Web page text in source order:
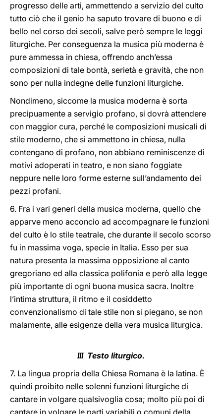
progresso delle arti, ammettendo a servizio del culto
tutto ciò che il genio ha saputo trovare di buono e di
bello nel corso dei secoli, salve però sempre le leggi
liturgiche. Per conseguenza la musica più moderna è
pure ammessa in chiesa, offrendo anch’essa
composizioni di tale bontà, serietà e gravità, che non
sono per nulla indegne delle funzioni liturgiche.
Nondimeno, siccome la musica moderna è sorta
precipuamente a servigio profano, si dovrà attendere
con maggior cura, perché le composizioni musicali di
stile moderno, che si ammettono in chiesa, nulla
contengano di profano, non abbiano reminiscenze di
motivi adoperati in teatro, e non siano foggiate
neppure nelle loro forme esterne sull’andamento dei
pezzi profani.
6. Fra i vari generi della musica moderna, quello che
apparve meno acconcio ad accompagnare le funzioni
del culto è lo stile teatrale, che durante il secolo scorso
fu in massima voga, specie in Italia. Esso per sua
natura presenta la massima opposizione al canto
gregoriano ed alla classica polifonia e però alla legge
più importante di ogni buona musica sacra. Inoltre
l’intima struttura, il ritmo e il cosiddetto
convenzionalismo di tale stile non si piegano, se non
malamente, alle esigenze della vera musica liturgica.
III Testo liturgico.
7. La lingua propria della Chiesa Romana è la latina. È
quindi proibito nelle solenni funzioni liturgiche di
cantare in volgare qualsivoglia cosa; molto più poi di
cantare in volgare le parti variabili o comuni della